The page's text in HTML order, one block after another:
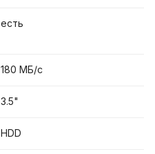
есть
180 МБ/с
3.5"
HDD